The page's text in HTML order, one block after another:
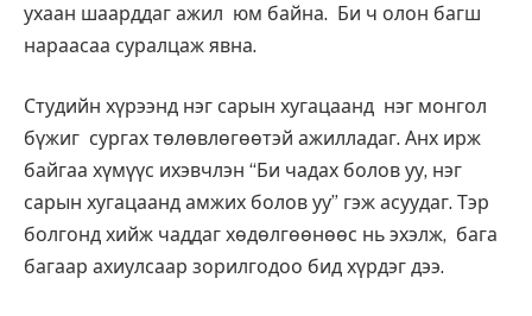
ухаан шаарддаг ажил юм байна. Би ч олон багш
нараасаа суралцаж явна.
Студийн хүрээнд нэг сарын хугацаанд нэг монгол
бүжиг сургах төлөвлөгөөтэй ажилладаг. Анх ирж
байгаа хүмүүс ихэвчлэн “Би чадах болов уу, нэг
сарын хугацаанд амжих болов уу” гэж асуудаг. Тэр
болгонд хийж чаддаг хөдөлгөөнөөс нь эхэлж, бага
багаар ахиулсаар зорилгодоо бид хүрдэг дээ.